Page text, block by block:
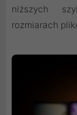
niższych
rozmiarach